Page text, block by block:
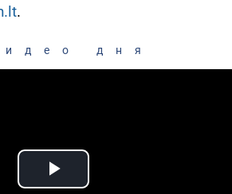
.
дня
Play Video